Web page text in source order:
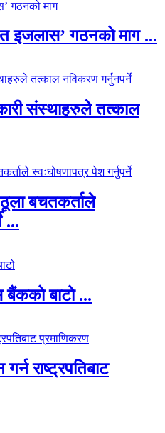
इजलास’ गठनको माग ...
संस्थाहरुले तत्काल
बचतकर्ताले
...
बाटो ...
राष्ट्रपतिबाट